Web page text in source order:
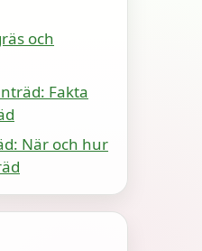
och
Fakta
När och hur